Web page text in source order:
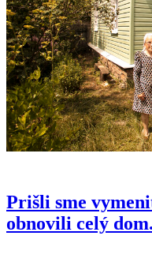
Prišli sme
obnovili celý dom.